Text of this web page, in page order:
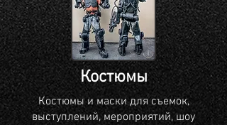
Костюмы
Костюмы и маски для съемок,
выступлений, мероприятий, шоу